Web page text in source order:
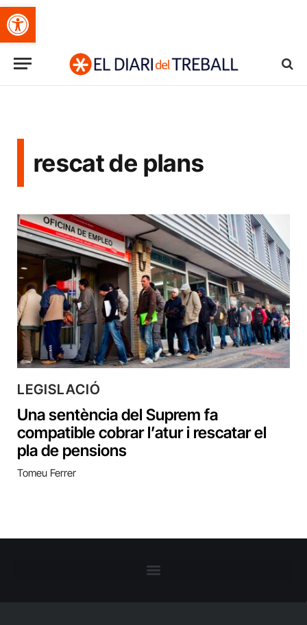
Obre la barra d'eines
rescat de plans
LEGISLACIÓ
Una sentència del Suprem fa
compatible cobrar l’atur i rescatar el
pla de pensions
Tomeu Ferrer